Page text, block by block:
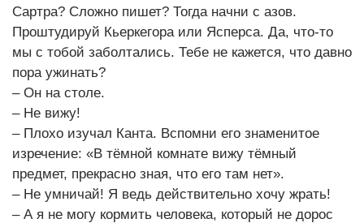
Сартра? Сложно пишет? Тогда начни с азов.
Проштудируй Кьеркегора или Ясперса. Да, что-то
мы с тобой заболтались. Тебе не кажется, что давно
пора ужинать?
– Он на столе.
– Не вижу!
– Плохо изучал Канта. Вспомни его знаменитое
изречение: «В тёмной комнате вижу тёмный
предмет, прекрасно зная, что его там нет».
– Не умничай! Я ведь действительно хочу жрать!
– А я не могу кормить человека, который не дорос